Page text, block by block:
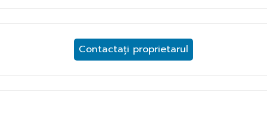
Contactați proprietarul